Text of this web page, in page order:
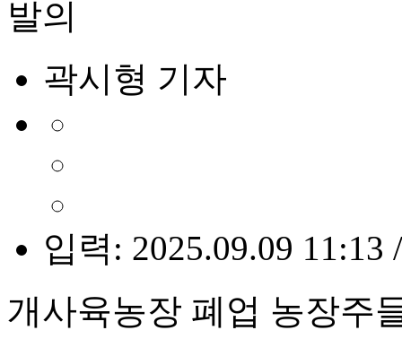
발의
곽시형 기자
입력: 2025.09.09 11:13
개사육농장 폐업 농장주